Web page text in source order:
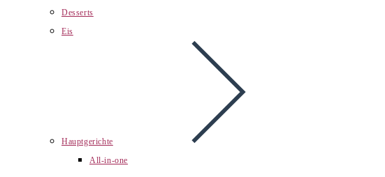
Desserts
Eis
Hauptgerichte
All-in-one